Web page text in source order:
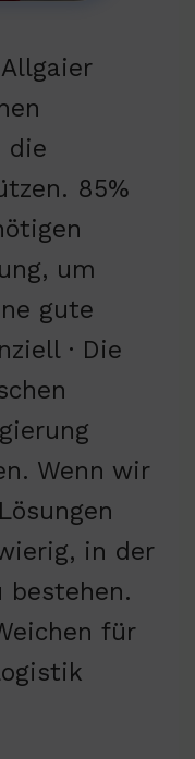
die
85%
um
gute
· Die
Wenn wir
in der
bestehen.
für